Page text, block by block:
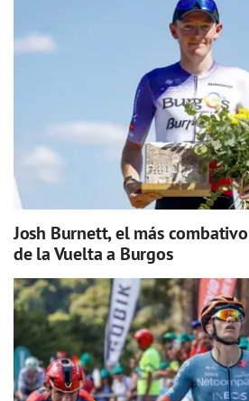
Josh Burnett, el más
de la Vuelta a Burgos